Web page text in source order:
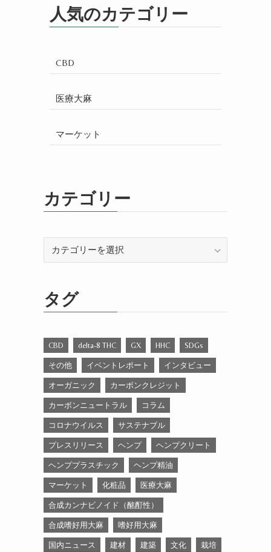
人気のカテゴリー
CBD
医療大麻
マーケット
カテゴリー
ー
タグ
CBD delta-8 THC GX HHC SDGs
その他 イベントレポート インタビュー
オーガニック カーボンクレジット
カーボンニュートラル コラム
コロナウイルス サステナブル
プレスリリース ヘンプ ヘンプクリート
ヘンププラスチック ヘンプ精油
マーケット 化粧品 医療大麻
合成カンナビノイド（酩酊性）
合成嗜好用大麻 嗜好用大麻
国内ニュース 建材 建築 文化 栽培